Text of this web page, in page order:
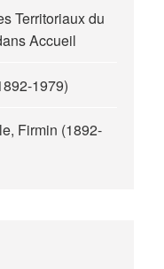
Territoriaux du
Accueil
1979)
Firmin (1892-